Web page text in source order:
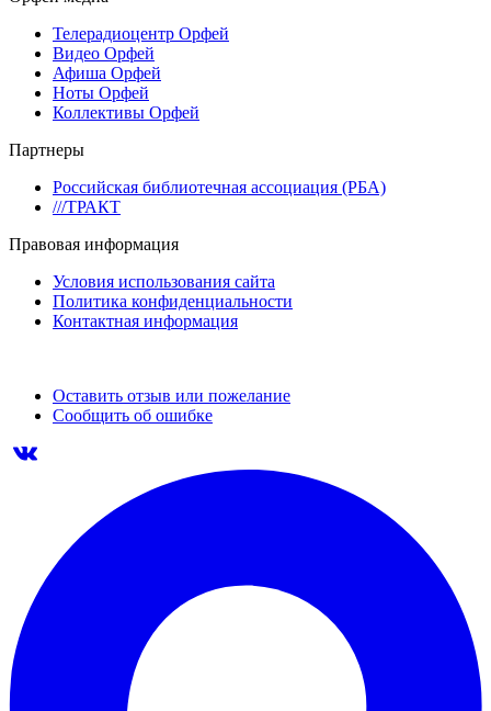
Телерадиоцентр Орфей
Видео Орфей
Афиша Орфей
Ноты Орфей
Коллективы Орфей
Партнеры
Российская библиотечная ассоциация (РБА)
///ТРАКТ
Правовая информация
Условия использования сайта
Политика конфиденциальности
Контактная информация
Оставить отзыв или пожелание
Сообщить об ошибке